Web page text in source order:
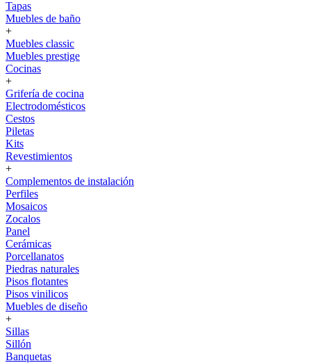
Tapas
Muebles de baño
+
Muebles classic
Muebles prestige
Cocinas
+
Grifería de cocina
Electrodomésticos
Cestos
Piletas
Kits
Revestimientos
+
Complementos de instalación
Perfiles
Mosaicos
Zocalos
Panel
Cerámicas
Porcellanatos
Piedras naturales
Pisos flotantes
Pisos vinilicos
Muebles de diseño
+
Sillas
Sillón
Banquetas